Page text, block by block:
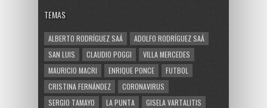
TEMAS
ALBERTO RODRÍGUEZ SAÁ
ADOLFO RODRÍGUEZ SAÁ
SAN LUIS
CLAUDIO POGGI
VILLA MERCEDES
MAURICIO MACRI
ENRIQUE PONCE
FUTBOL
CRISTINA FERNÁNDEZ
CORONAVIRUS
SERGIO TAMAYO
LA PUNTA
GISELA VARTALITIS